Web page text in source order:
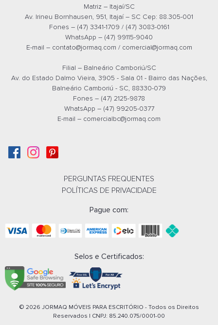
MESA RETA PÉ METÁLICO 25MM 800 X 600 CINZA -
Orçamento por
Orçamento porE-mail
Matriz – Itajaí/SC
Av. Irineu Bornhausen, 951, Itajaí – SC Cep: 88.305-001
Fones – (47) 3341-1709 / (47) 3083-0161
WhatsApp – (47) 99115-9040
E-mail – contato@jormaq.com / comercial@jormaq.com
Filial – Balneário Camboriú/SC
Av. do Estado Dalmo Vieira, 3905 - Sala 01 - Bairro das Nações,
Balneário Camboriú - SC, 88330-079
Fones – (47) 2125-9878
WhatsApp – (47) 99205-0377
E-mail – comercialbc@jormaq.com
PERGUNTAS FREQUENTES
POLÍTICAS DE PRIVACIDADE
Pague com:
Selos e Certificados:
© 2026 JORMAQ MÓVEIS PARA ESCRITÓRIO - Todos os Direitos
Reservados | CNPJ: 85.240.075/0001-00